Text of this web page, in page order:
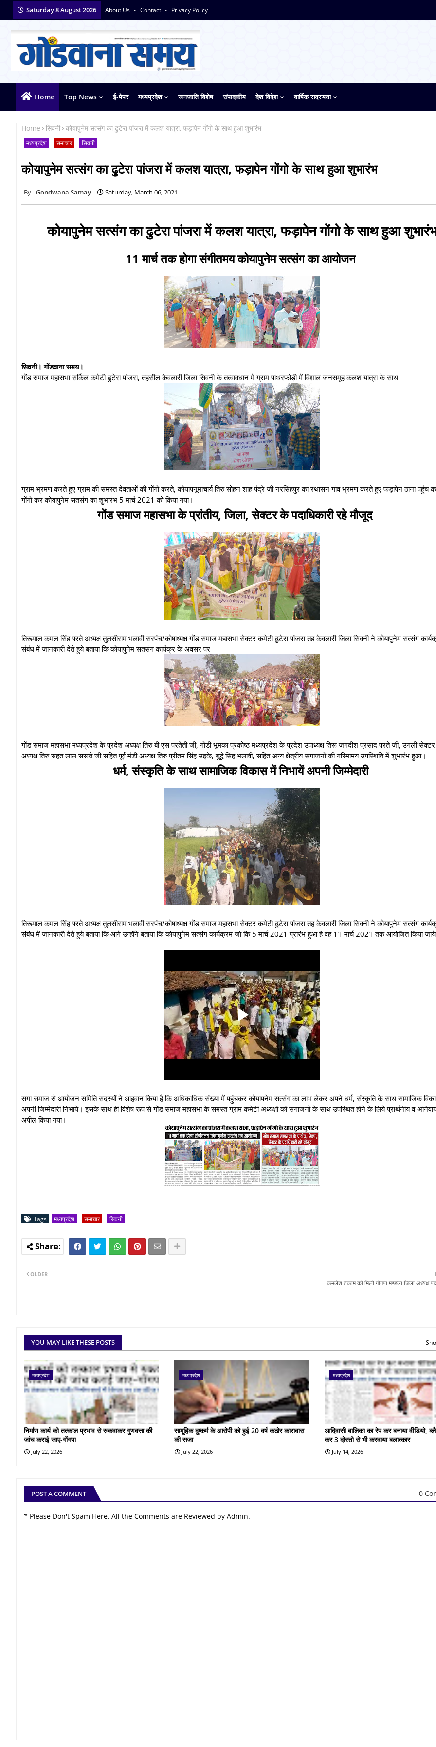
Saturday 8 August 2026 About Us Contact Privacy Policy
Home Top News ई-पेपर मध्यप्रदेश जनजाति विशेष संपादकीय देश विदेश वार्षिक सदस्यता
Home सिवनी कोयापुनेम सत्संग का ढुटेरा पांजरा में कलश यात्रा, फड़ापेन गोंगो के साथ हुआ शुभारंभ
मध्यप्रदेश समाचार सिवनी
कोयापुनेम सत्संग का ढुटेरा पांजरा में कलश यात्रा, फड़ापेन गोंगो के साथ हुआ शुभारंभ
Gondwana Samay Saturday, March 06, 2021
कोयापुनेम सत्संग का ढुटेरा पांजरा में कलश यात्रा, फड़ापेन गोंगो के साथ हुआ
11 मार्च तक होगा संगीतमय कोयापुनेम सत्संग का आयोजन
सिवनी। गोंडवाना समय।
गोंड समाज महासभा सर्किल कमेटी ढुटेरा पांजरा, तहसील केवलारी जिला सिवनी के तत्वावधान में ग्राम पाथरफोड़ी में विशाल जनसमूह कलश यात्रा के साथ
ग्राम भ्रमण करते हुए ग्राम की समस्त देवताओं की गोंगो करते, कोयापनूमाचार्य तिरु सोहन शाह पंद्रे जी नरसिंहपुर का रथासन गांव भ्रमण करते हुए फड़ापेन ठाना पहुंच
गोंगो कर कोयापुनेम सतसंग का शुभारंभ 5 मार्च 2021 को किया गया।
गोंड समाज महासभा के प्रांतीय, जिला, सेक्टर के पदाधिकारी रहे मौजूद
तिरूमाल कमल सिंह परते अध्यक्ष तुलसीराम भलावी सरपंच/कोषाध्यक्ष गोंड समाज महासभा सेक्टर कमेटी ढुटेरा पांजरा तह केवलारी जिला सिवनी ने कोयापुनेम सत्संग
संबंध में जानकारी देते हुये बताया कि कोयापुनेम सतसंग कार्यक्र के अवसर पर
गोंड समाज महासभा मध्यप्रदेश के प्रदेश अध्यक्ष तिरु बी एस परतेती जी, गोंडी भूमका प्रकोष्ठ मध्यप्रदेश के प्रदेश उपाध्यक्ष तिरू जगदीश प्रसाद परते जी, उगली
अध्यक्ष तिरु सहत लाल सरूते जी सहित पूर्व मंडी अध्यक्ष तिरु प्रीतम सिंह उइके, बुद्धे सिंह भलावी, सहित अन्य क्षेत्रीय सगाजनों की गरिमामय उपस्थिति में शुभारंभ हुआ।
धर्म, संस्कृति के साथ सामाजिक विकास में निभायें अपनी जिम्मेदारी
तिरूमाल कमल सिंह परते अध्यक्ष तुलसीराम भलावी सरपंच/कोषाध्यक्ष गोंड समाज महासभा सेक्टर कमेटी ढुटेरा पांजरा तह केवलारी जिला सिवनी ने कोयापुनेम सत्संग
संबंध में जानकारी देते हुये बताया कि आगे उन्होंने बताया कि कोयापुनेम सत्संग कार्यक्रम जो कि 5 मार्च 2021 प्रारंभ हुआ है वह 11 मार्च 2021 तक आयोजित किया
सगा समाज से आयोजन समिति सदस्यों ने आहवान किया है कि अधिकाधिक संख्या में पहुंचकर कोयापनेम सत्संग का लाभ लेकर अपने धर्म, संस्कृति के साथ सामाजिक
अपनी जिम्मेदारी निभाये। इसके साथ ही विशेष रूप से गोंड समाज महासभा के समस्त ग्राम कमेटी अध्यक्षों को सगाजनो के साथ उपस्थित होने के लिये प्रार्थनीय व
अपील किया गया।
Tags मध्यप्रदेश समाचार सिवनी
कमलेश तेकाम को मिली गोंगपा मण्डला जिला अध्यक्ष
OLDER
YOU MAY LIKE THESE POSTS
मध्यप्रदेश
निर्माण कार्य को तत्काल प्रभाव से रुकवाकर गुणवत्ता की
जांच कराई जाए-गोंगपा
July 22, 2026
मध्यप्रदेश
सामूहिक दुष्कर्म के आरोपी को हुई 20 वर्ष कठोर कारावास
की सजा
July 22, 2026
मध्यप्रदेश
आदिवासी बालिका का रेप कर बनाया वीडियो,
कर 3 दोस्तो से भी करवाया बलात्कार
July 14, 2026
POST A COMMENT 0
* Please Don't Spam Here. All the Comments are Reviewed by Admin.